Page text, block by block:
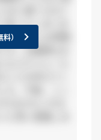
ってしまいま
て、こんな時期
す。企業側もお
）